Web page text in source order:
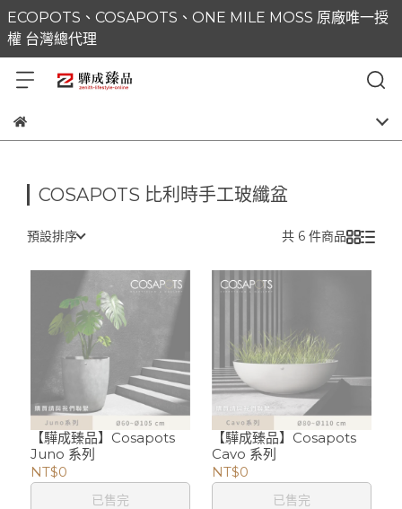
ECOPOTS、COSAPOTS、ONE MILE MOSS 原廠唯一授
權 台灣總代理
COSAPOTS 比利時手工玻纖盆
預設排序 共 6 件商品
【驊成臻品】Cosapots
Juno 系列
NT$0
已售完
【驊成臻品】Cosapots
Cavo 系列
NT$0
已售完